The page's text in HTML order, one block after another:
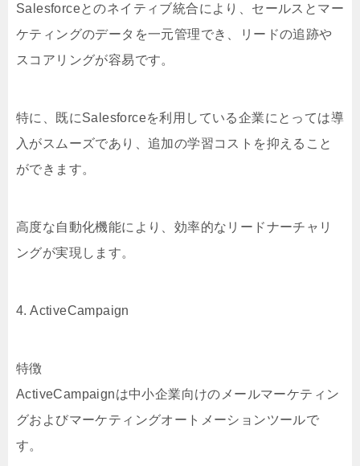
Salesforceとのネイティブ統合により、セールスとマー
ケティングのデータを一元管理でき、リードの追跡や
スコアリングが容易です。
特に、既にSalesforceを利用している企業にとっては導
入がスムーズであり、追加の学習コストを抑えること
ができます。
高度な自動化機能により、効率的なリードナーチャリ
ングが実現します。
4. ActiveCampaign
特徴
ActiveCampaignは中小企業向けのメールマーケティン
グおよびマーケティングオートメーションツールで
す。